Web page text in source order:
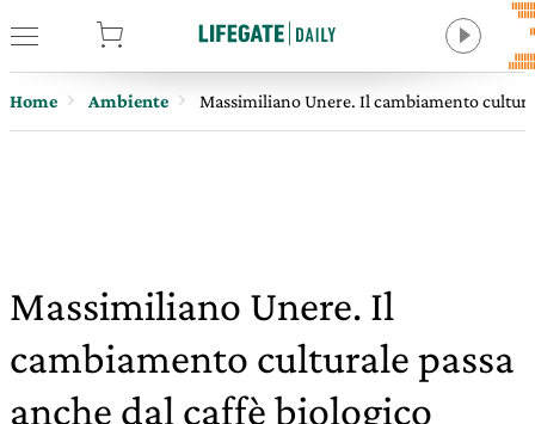
Home Ambiente Massimiliano Unere. Il cambiamento
Massimiliano Unere. Il
cambiamento culturale passa
anche dal caffè biologico